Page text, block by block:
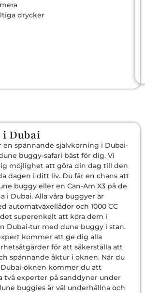
drycker
i Dubai
en spännande självkörning i Dubai-
buggy-safari bäst för dig. Vi
möjlighet att göra din dag till den
dagen i ditt liv. Du får en chans att
buggy eller en Can-Am X3 på de
i Dubai. Alla våra buggyer är
automatväxellådor och 1000 CC
superenkelt att köra dem i
Dubai-tur med dune buggy i stan.
kommer att ge dig alla
för att säkerställa att
spännande åktur i öknen. När du
öknen kommer du att
två experter på sanddyner under
buggies är väl underhållna och